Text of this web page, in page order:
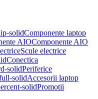
Componente laptop
Componente AIO
Scule electrice
Conectica
Periferice
Accesorii laptop
Promotii